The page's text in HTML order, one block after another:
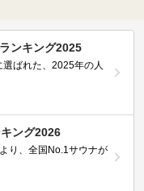
ンキング2025
ばれた、2025年の人
ング2026
り、全国No.1サウナが